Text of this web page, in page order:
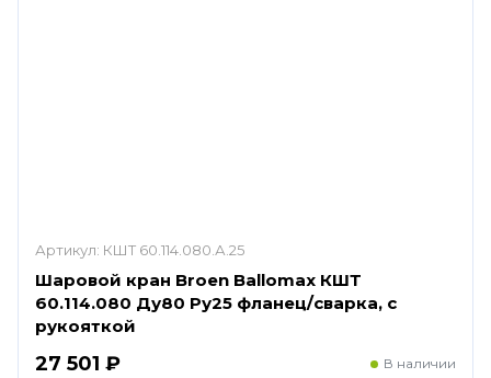
Артикул: КШТ 60.114.080.А.25
Шаровой кран Broen Ballomax КШТ
60.114.080 Ду80 Ру25 фланец/сварка, с
рукояткой
27 501 ₽ В наличии